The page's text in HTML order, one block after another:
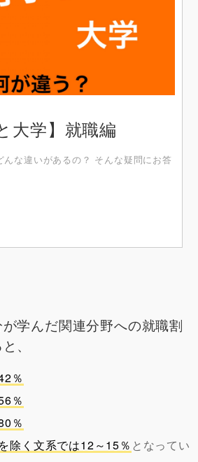
大学】就職編
んな違いがあるの？ そんな疑問にお答
学んだ関連分野への就職割
、
％
％
％
除く文系では12～15％ となってい